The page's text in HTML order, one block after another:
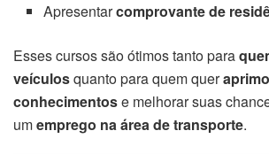
Apresentarcomprovante de
Esses cursos são ótimos tanto para
veículosquanto para quem quer
conhecimentose melhorar suas
umemprego na área de transporte.